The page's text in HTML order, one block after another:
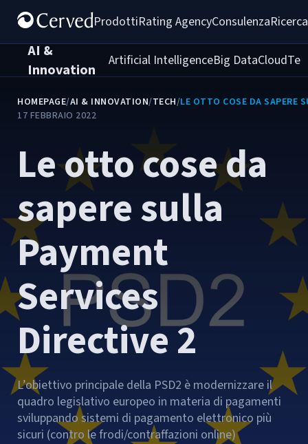
ProdottiRating AgencyConsulenza
AI &
Innovation
Artificial IntelligenceBig DataCloud
HOMEPAGE/AI & INNOVATION/TECH/LE OTTO COSE DA SAPERE
17 FEBBRAIO 2022
Le otto cose da
sapere sulla
Payment
Services
Directive 2
L’obiettivo principale della PSD2 è modernizzare il
quadro legislativo europeo in materia di pagamenti
sviluppando sistemi di pagamento elettronico più
sicuri (contro le frodi/contraffazioni online)